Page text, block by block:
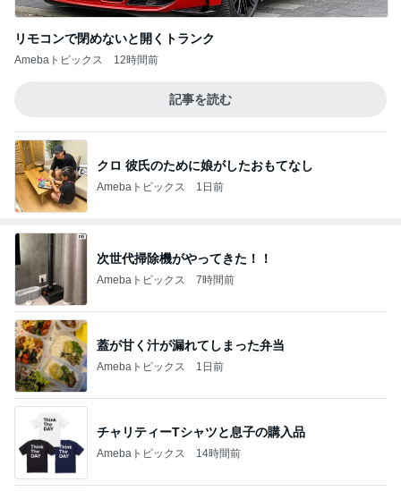
リモコンで閉めないと開くトランク
Amebaトピックス 12時間前
記事を読む
クロ 彼氏のために娘がしたおもてなし
Amebaトピックス 1日前
次世代掃除機がやってきた！！
Amebaトピックス 7時間前
蓋が甘く汁が漏れてしまった弁当
Amebaトピックス 1日前
チャリティーTシャツと息子の購入品
Amebaトピックス 14時間前